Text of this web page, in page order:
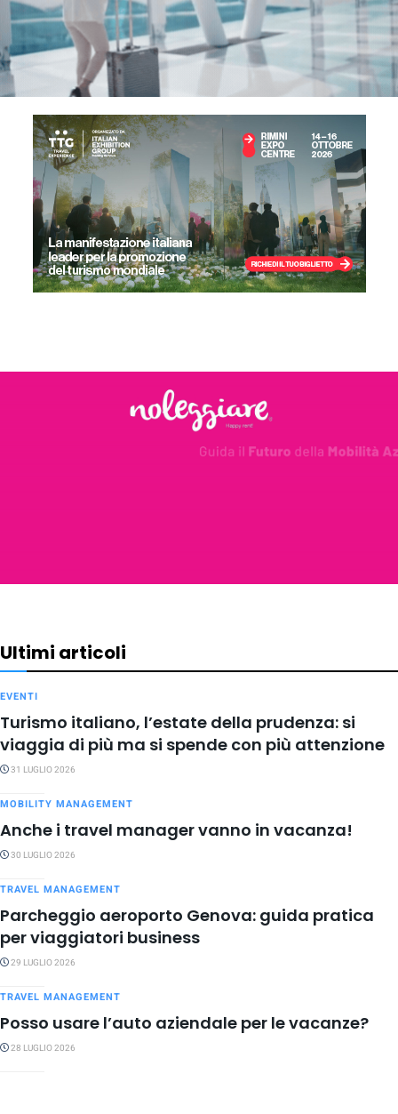
Ultimi articoli
EVENTI
Turismo italiano, l’estate della prudenza: si
viaggia di più ma si spende con più attenzione
31 LUGLIO 2026
MOBILITY MANAGEMENT
Anche i travel manager vanno in vacanza!
30 LUGLIO 2026
TRAVEL MANAGEMENT
Parcheggio aeroporto Genova: guida pratica
per viaggiatori business
29 LUGLIO 2026
TRAVEL MANAGEMENT
Posso usare l’auto aziendale per le vacanze?
28 LUGLIO 2026